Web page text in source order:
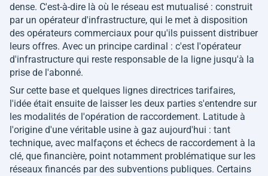
dense. C'est-à-dire là où le réseau est mutualisé : construit
par un opérateur d'infrastructure, qui le met à disposition
des opérateurs commerciaux pour qu'ils puissent distribuer
leurs offres. Avec un principe cardinal : c'est l'opérateur
d'infrastructure qui reste responsable de la ligne jusqu'à la
prise de l'abonné.
Sur cette base et quelques lignes directrices tarifaires,
l'idée était ensuite de laisser les deux parties s'entendre sur
les modalités de l'opération de raccordement. Latitude à
l'origine d'une véritable usine à gaz aujourd'hui : tant
technique, avec malfaçons et échecs de raccordement à la
clé, que financière, point notamment problématique sur les
réseaux financés par des subventions publiques. Certains